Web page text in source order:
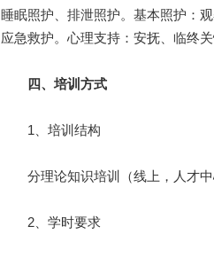
睡眠照护、排泄照护。基本照护：
应急救护。心理支持：安抚、临终
四、培训方式
1、培训结构
分理论知识培训（线上，人才中
2、学时要求